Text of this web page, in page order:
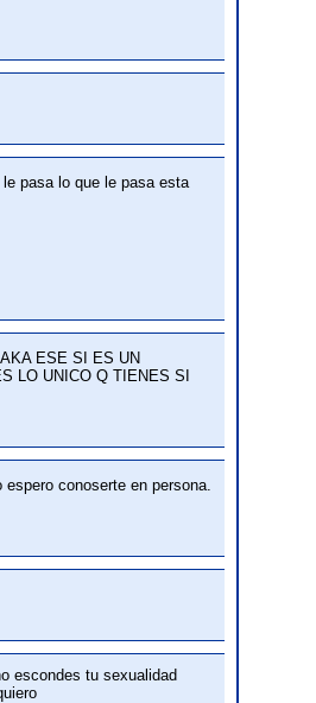
pasa lo que le pasa esta
ESE SI ES UN
LO UNICO Q TIENES SI
conoserte en persona.
escondes tu sexualidad